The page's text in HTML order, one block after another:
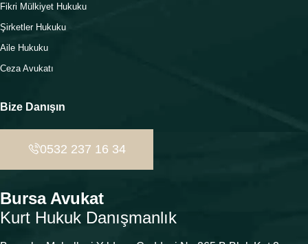
Fikri Mülkiyet Hukuku
Şirketler Hukuku
Aile Hukuku
Ceza Avukatı
Bize Danışın
0532 237 16 34
Bursa Avukat
Kurt Hukuk Danışmanlık